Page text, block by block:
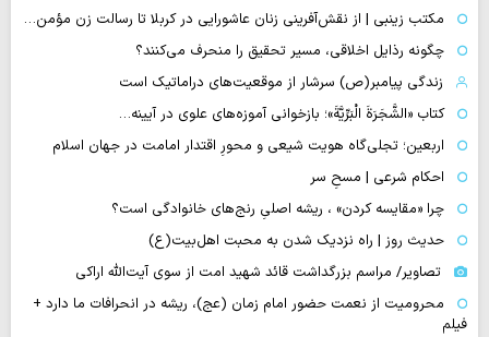
مکتب زینبی | از نقش‌آفرینی زنان عاشورایی در کربلا تا رسالت زن مؤمن…
چگونه رذایل اخلاقی، مسیر تحقیق را منحرف می‌کنند؟
زندگی پیامبر(ص) سرشار از موقعیت‌های دراماتیک است
کتاب «الشَّجَرَةَ الْبَرِّیَّةَ»؛ بازخوانی آموزه‌های علوی در آیینه…
اربعین؛ تجلی‌گاه هویت شیعی و محورِ اقتدار امامت در جهان اسلام
احکام شرعی | مسحِ سر
چرا «مقایسه کردن» ، ریشه اصلیِ رنج‌های خانوادگی است؟
حدیث روز | راه نزدیک شدن به محبت اهل‌بیت(ع)
تصاویر/ مراسم بزرگداشت قائد شهید امت از سوی آیت‌الله اراکی
محرومیت از نعمت حضور امام زمان (عج)، ریشه در انحرافات ما دارد +
فیلم